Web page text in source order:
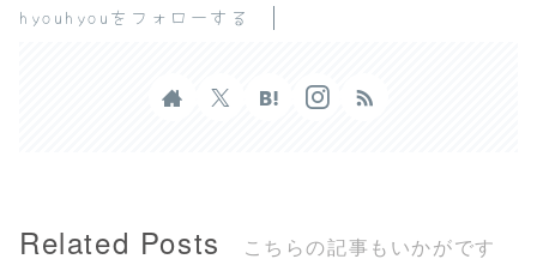
hyouhyouをフォローする
Related Posts
こちらの記事もいかがです